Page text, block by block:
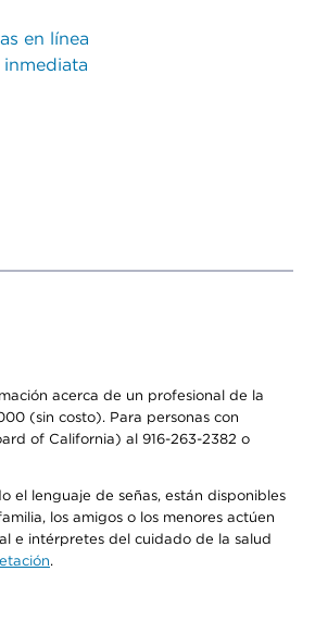
en línea
acerca de un profesional de la
(sin costo). Para personas con
of California) al 916-263-2382 o
el lenguaje de señas, están disponibles
los amigos o los menores actúen
e intérpretes del cuidado de la salud
.